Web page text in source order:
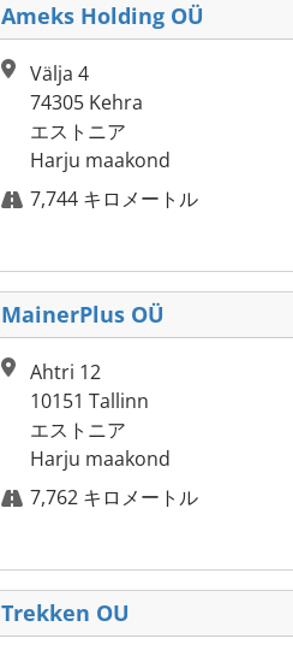
Ameks Holding OÜ
Välja 4
74305 Kehra
エストニア
Harju maakond
7,744 キロメートル
MainerPlus OÜ
Ahtri 12
10151 Tallinn
エストニア
Harju maakond
7,762 キロメートル
Trekken OU